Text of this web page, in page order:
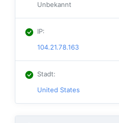
Unbekannt
IP:
104.21.78.163
Stadt:
United States